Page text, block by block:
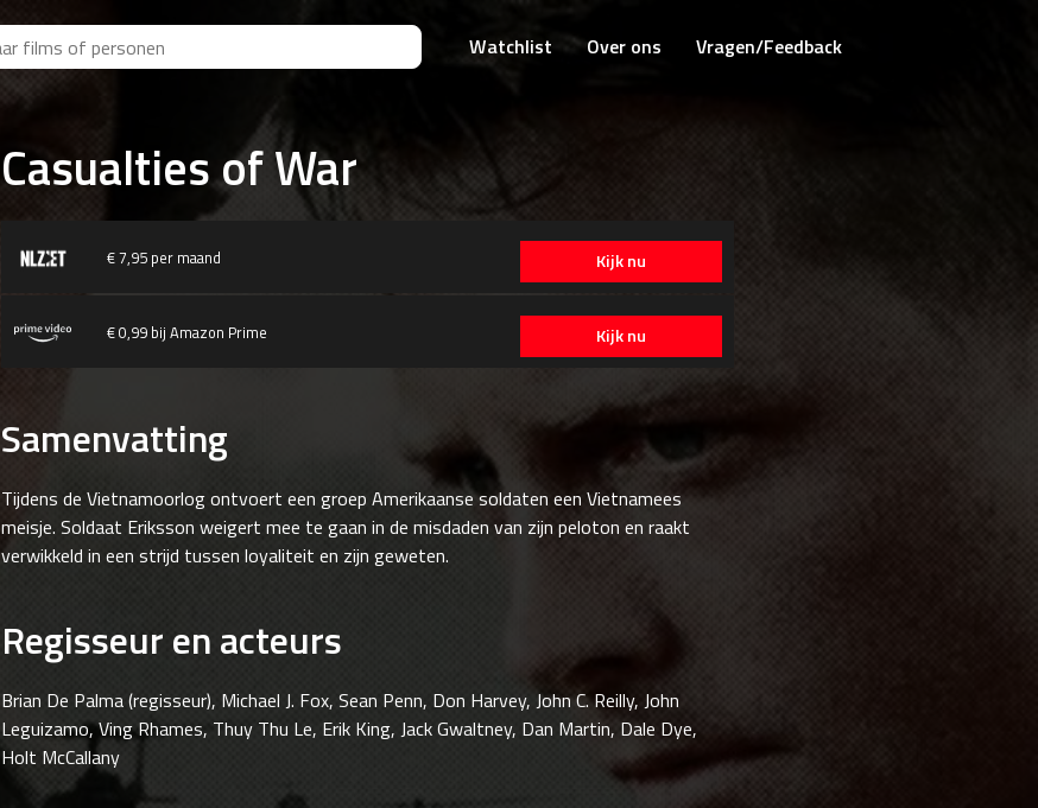
Watchlist Over ons Vragen/Feedback
Casualties of War
Kijk nu
€ 7,95 per maand
Kijk nu
€ 0,99 bij Amazon Prime
Samenvatting
Tijdens de Vietnamoorlog ontvoert een groep Amerikaanse soldaten een Vietnamees
meisje. Soldaat Eriksson weigert mee te gaan in de misdaden van zijn peloton en raakt
verwikkeld in een strijd tussen loyaliteit en zijn geweten.
Regisseur en acteurs
Brian De Palma (regisseur), Michael J. Fox, Sean Penn, Don Harvey, John C. Reilly, John
Leguizamo, Ving Rhames, Thuy Thu Le, Erik King, Jack Gwaltney, Dan Martin, Dale Dye,
Holt McCallany